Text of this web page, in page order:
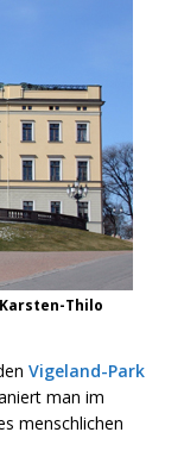
Thilo
Vigeland-Park
man im
menschlichen